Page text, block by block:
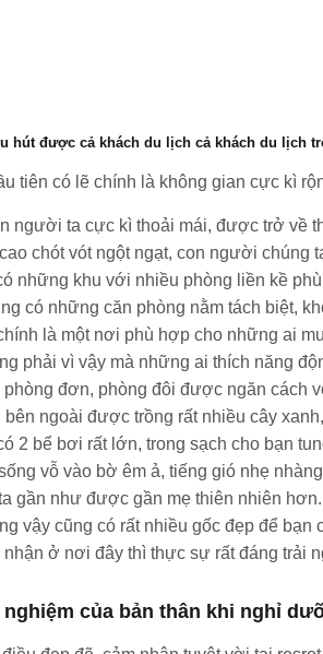
hút được cả khách du lịch cả khách du lịch
tiên có lẽ chính là không gian cực kì
người ta cực kì thoải mái, được trở về
chót vót ngột ngạt, con người chúng
những khu với nhiều phòng liền kề
có những căn phòng nằm tách biệt,
là một nơi phù hợp cho những ai
phải vì vậy mà những ai thích năng
đơn, phòng đôi được ngăn cách
bên ngoài được trồng rất nhiều cây
2 bể bơi rất lớn, trong sạch cho bạn
vỗ vào bờ êm ả, tiếng gió nhẹ
gần như được gần mẹ thiên nhiên
vậy cũng có rất nhiều gốc đẹp để
ở nơi đây thì thực sự rất đáng trải
nghiệm của bản thân khi nghỉ